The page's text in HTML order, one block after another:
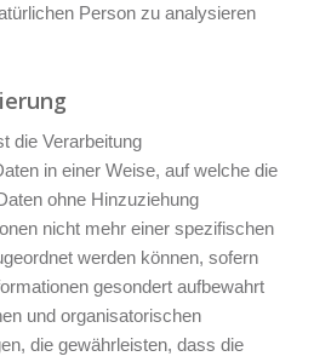
Person zu analysieren
die Verarbeitung
in einer Weise, auf welche die
ohne Hinzuziehung
nicht mehr einer spezifischen
werden können, sofern
gesondert aufbewahrt
und organisatorischen
die gewährleisten, dass die